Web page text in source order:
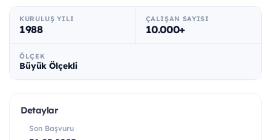
KURULUŞ YILI
1988
ÇALIŞAN SAYISI
10.000+
ÖLÇEK
Büyük Ölçekli
Detaylar
Son Başvuru